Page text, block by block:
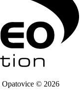
Opatovice © 2026